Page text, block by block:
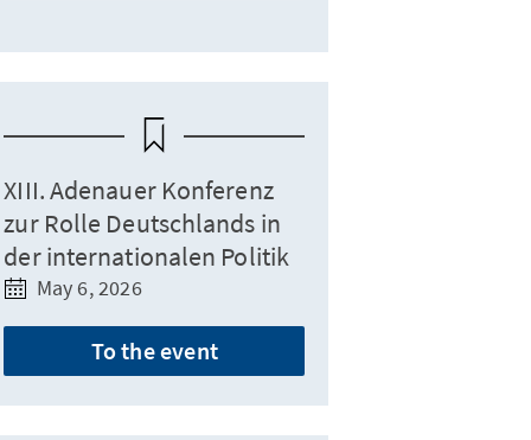
XIII. Adenauer Konferenz
zur Rolle Deutschlands in
der internationalen Politik
May 6, 2026
To the event